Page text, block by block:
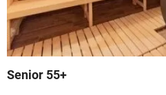
Senior 55+